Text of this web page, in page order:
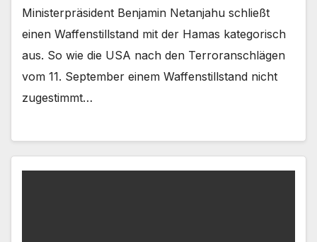
Ministerpräsident Benjamin Netanjahu schließt
einen Waffenstillstand mit der Hamas kategorisch
aus. So wie die USA nach den Terroranschlägen
vom 11. September einem Waffenstillstand nicht
zugestimmt…